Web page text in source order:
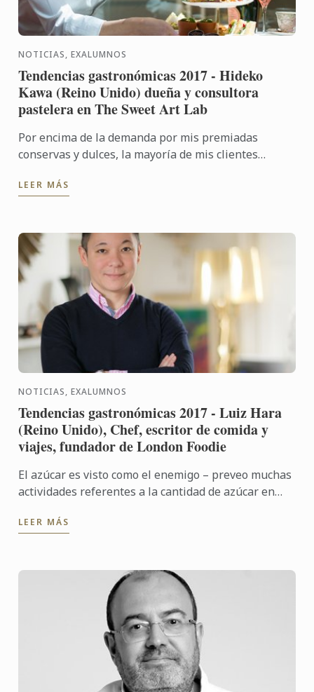
NOTICIAS, EXALUMNOS
Tendencias gastronómicas 2017 - Hideko
Kawa (Reino Unido) dueña y consultora
pastelera en The Sweet Art Lab
Por encima de la demanda por mis premiadas
conservas y dulces, la mayoría de mis clientes
a la medida, para una ...
LEER MÁS
NOTICIAS, EXALUMNOS
Tendencias gastronómicas 2017 - Luiz Hara
(Reino Unido), Chef, escritor de comida y
viajes, fundador de London Foodie
El azúcar es visto como el enemigo – preveo muchas
actividades referentes a la cantidad de azúcar en
la ...
LEER MÁS